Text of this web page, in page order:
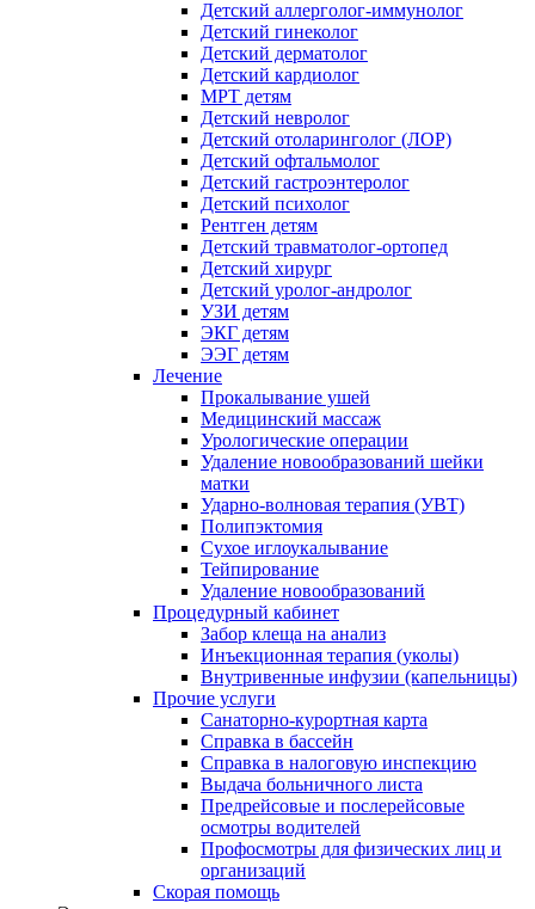
Детский аллерголог-иммунолог
Детский гинеколог
Детский дерматолог
Детский кардиолог
МРТ детям
Детский невролог
Детский отоларинголог (ЛОР)
Детский офтальмолог
Детский гастроэнтеролог
Детский психолог
Рентген детям
Детский травматолог-ортопед
Детский хирург
Детский уролог-андролог
УЗИ детям
ЭКГ детям
ЭЭГ детям
Лечение
Прокалывание ушей
Медицинский массаж
Урологические операции
Удаление новообразований шейки
матки
Ударно-волновая терапия (УВТ)
Полипэктомия
Сухое иглоукалывание
Тейпирование
Удаление новообразований
Процедурный кабинет
Забор клеща на анализ
Инъекционная терапия (уколы)
Внутривенные инфузии (капельницы)
Прочие услуги
Санаторно-курортная карта
Справка в бассейн
Справка в налоговую инспекцию
Выдача больничного листа
Предрейсовые и послерейсовые
осмотры водителей
Профосмотры для физических лиц и
организаций
Скорая помощь